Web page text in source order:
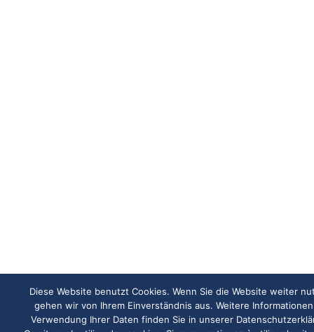
Diese Website benutzt Cookies. Wenn Sie die Website weiter
gehen wir von Ihrem Einverständnis aus. Weitere
Verwendung Ihrer Daten finden Sie in unserer